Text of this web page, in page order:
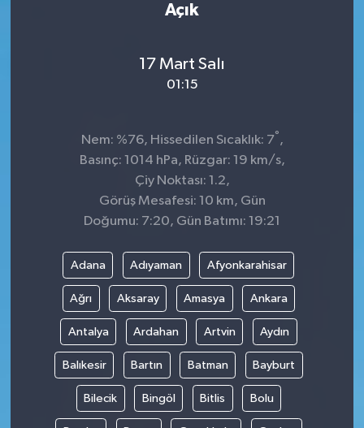
Açık
17 Mart Salı
01:15
Nem: %76, Hissedilen Sıcaklık: 7° ,
Basınç: 1014 hPa, Rüzgar: 19 km/s,
Çiy Noktası: 1.2,
Görüş Mesafesi: 10 km, Gün
Doğumu: 7:20, Gün Batımı: 19:21
Adana Adıyaman Afyonkarahisar
Ağrı Aksaray Amasya Ankara
Antalya Ardahan Artvin Aydın
Balıkesir Bartın Batman Bayburt
Bilecik Bingöl Bitlis Bolu